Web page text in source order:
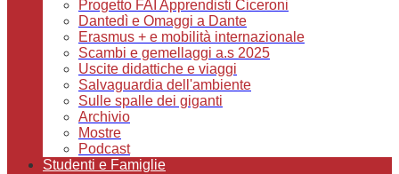
Progetto FAI Apprendisti Ciceroni
Dantedì e Omaggi a Dante
Erasmus + e mobilità internazionale
Scambi e gemellaggi a.s 2025
Uscite didattiche e viaggi
Salvaguardia dell'ambiente
Sulle spalle dei giganti
Archivio
Mostre
Podcast
Studenti e Famiglie